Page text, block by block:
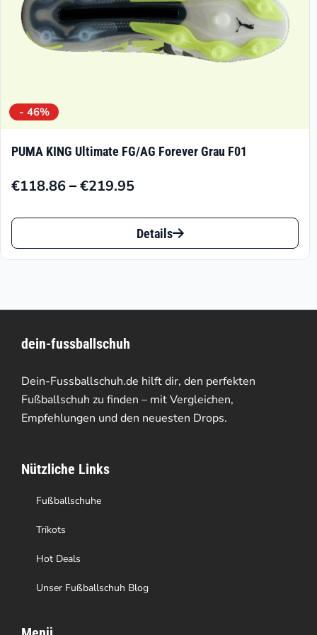
gewählt
werden
- 46%
PUMA KING Ultimate FG/AG Forever Grau F01
€118.86–€219.95
Preisspanne:
€118.86
€219.95
Dieses
Produkt
auf.
Die
Optionen
können
der
Produktseite
gewählt
werden
Details
dein-fussballschuh
Dein-Fussballschuh.de hilft dir, den perfekten
Fußballschuh zu finden – mit Vergleichen,
Empfehlungen und den neuesten Drops.
Nützliche Links
Fußballschuhe
Trikots
Hot Deals
Unser Fußballschuh Blog